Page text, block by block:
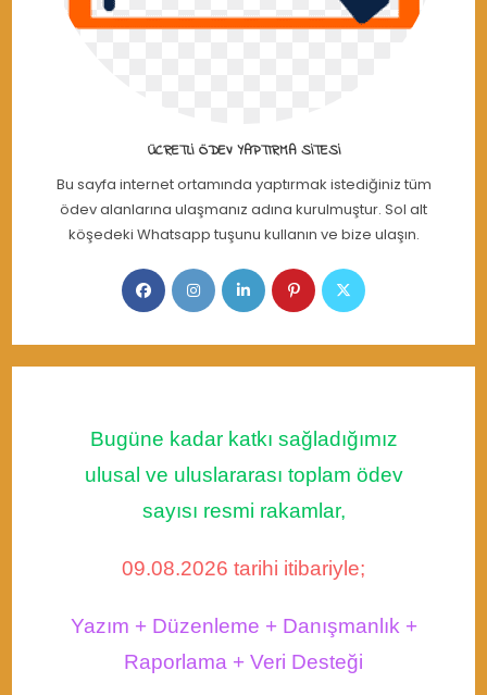
ÜCRETLI ÖDEV YAPTIRMA SITESI
Bu sayfa internet ortamında yaptırmak istediğiniz tüm
ödev alanlarına ulaşmanız adına kurulmuştur. Sol alt
köşedeki Whatsapp tuşunu kullanın ve bize ulaşın.
Opens
in
new
Opens
in
new
Opens
in
new
Opens
in
new
Opens
new
Bugüne kadar katkı sağladığımız
ulusal ve uluslararası toplam ödev
sayısı resmi rakamlar,
09.08.2026 tarihi itibariyle;
Yazım + Düzenleme + Danışmanlık +
Raporlama + Veri Desteği